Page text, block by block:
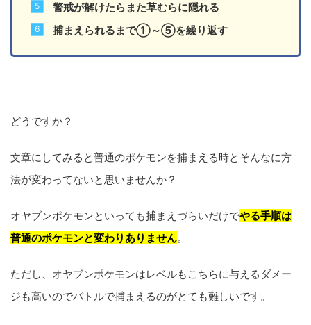
警戒が解けたらまた草むらに隠れる
捕まえられるまで①～⑤を繰り返す
どうですか？
文章にしてみると普通のポケモンを捕まえる時とそんなに方
法が変わってないと思いませんか？
オヤブンポケモンといっても捕まえづらいだけでやる手順は
普通のポケモンと変わりありません。
ただし、オヤブンポケモンはレベルもこちらに与えるダメー
ジも高いのでバトルで捕まえるのがとても難しいです。